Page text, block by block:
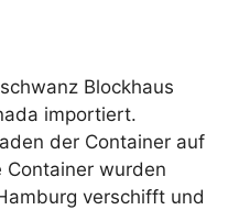
Blockhaus
importiert.
der Container auf
Container wurden
verschifft und